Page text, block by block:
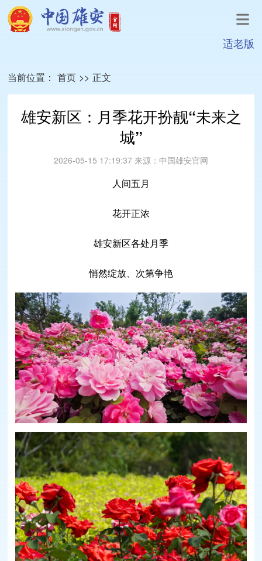
适老版
当前位置： 首页 >> 正文
雄安新区：月季花开扮靓“未来之
城”
2026-05-15 17:19:37 来源： 中国雄安官网
人间五月
花开正浓
雄安新区各处月季
悄然绽放、次第争艳